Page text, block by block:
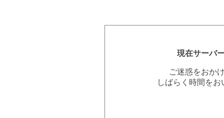
現在サーバ
ご迷惑をおか
しばらく時間を